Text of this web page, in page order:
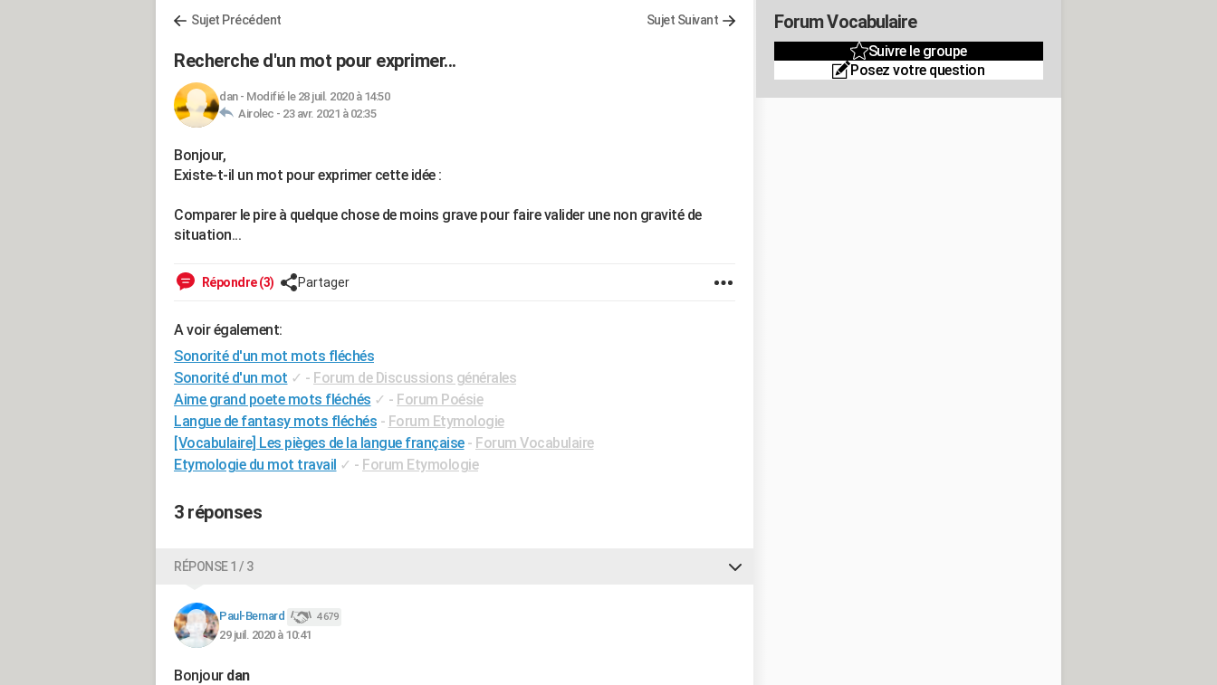
Sujet Précédent Sujet Suivant
Recherche d'un mot pour exprimer...
dan- Modifié le 28 juil. 2020 à 14:50
Airolec - 23 avr. 2021 à 02:35
Bonjour,
Existe-t-il un mot pour exprimer cette idée :
Comparer le pire à quelque chose de moins grave pour faire valider une non gravité de
situation...
Répondre (3) Partager
A voir également:
Sonorité d'un mot mots fléchés
Sonorité d'un mot ✓ - Forum de Discussions générales
Aime grand poete mots fléchés ✓ - Forum Poésie
Langue de fantasy mots fléchés - Forum Etymologie
[Vocabulaire] Les pièges de la langue française - Forum Vocabulaire
Etymologie du mot travail ✓ - Forum Etymologie
3 réponses
RÉPONSE 1 / 3
Paul-Bernard 4 679
29 juil. 2020 à 10:41
Bonjourdan
Forum Vocabulaire
Suivre le groupe
Posez votre question